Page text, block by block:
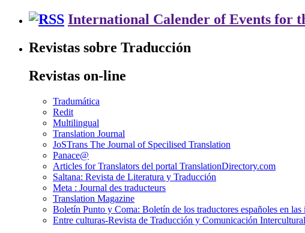
International Calender of Events for
Revistas sobre Traducción
Revistas on-line
Tradumática
Redit
Multilingual
Translation Journal
JoSTrans The Journal of Specilised Translation
Panace@
Articles for Translators del portal TranslationDirectory.com
Saltana: Revista de Literatura y Traducción
Meta : Journal des traducteurs
Translation Magazine
Boletín Punto y Coma: Boletín de los traductores españoles en
Entre culturas-Revista de Traducción y Comunicación Intercultural